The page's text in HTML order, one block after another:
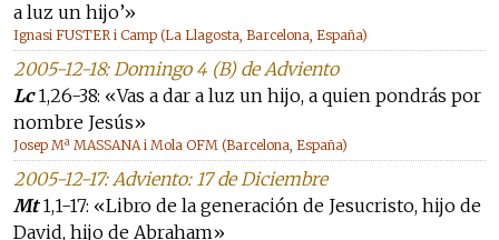
a luz un hijo’»
Ignasi FUSTER i Camp (La Llagosta, Barcelona, España)
2005-12-18: Domingo 4 (B) de Adviento
Lc1,26-38: «Vas a dar a luz un hijo, a quien pondrás por
nombre Jesús»
Josep Mª MASSANA i Mola OFM (Barcelona, España)
2005-12-17: Adviento: 17 de Diciembre
Mt1,1-17: «Libro de la generación de Jesucristo, hijo de
David, hijo de Abraham»